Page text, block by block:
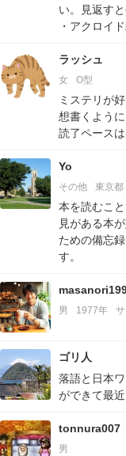
い。見返す
・アクロイ
ラッシュ
女 O型
ミステリが
想書くように
読了ペースは
Yo
その他 東京都
本を読むこ
見がある本
ための備忘
す。
男 1977年
ゴリ人
落語と日本
ができて最
tonnura007
男